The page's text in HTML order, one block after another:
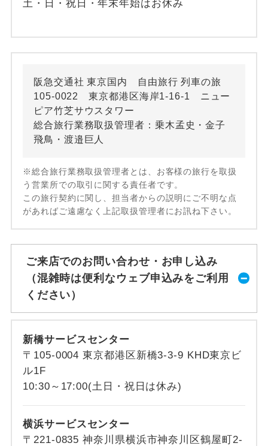
土・日・祝日・年末年始はお休み
阪急交通社 東京国内 自由旅行 列車の旅
105-0022 東京都港区海岸1-16-1 ニュー
ピア竹芝サウスタワー
総合旅行業務取扱管理者：乗木孟史・金子
飛鳥・渡邉巨人
※総合旅行業務取扱管理者とは、お客様の旅行を取扱
う営業所での取引に関する責任者です。
この旅行契約に関し、担当者からの説明にご不明な点
があればご遠慮なく上記取扱管理者にお訊ね下さい。
ご来店でのお問い合わせ・お申し込み
（混雑時は便利なウェブ申込みをご利用
ください）
新橋サービスセンター
〒105-0004 東京都港区新橋3-3-9 KHD東京ビ
ル1F
10:30～17:00(土日・祝日は休み)
横浜サービスセンター
〒221-0835 神奈川県横浜市神奈川区鶴屋町2-